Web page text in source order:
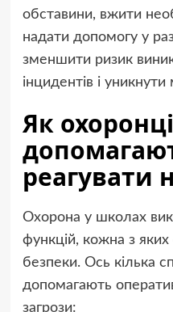
обставини, вжити
надати допомогу у
зменшити ризик
інцидентів і
Як охоронці
реагувати
Охорона у школах
функцій, кожна з
безпеки. Ось кілька
допомагають
загрози: